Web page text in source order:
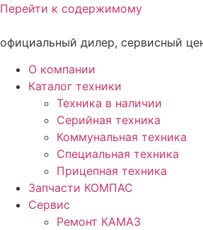
Перейти к содержимому
официальный дилер, сервисный
О компании
Каталог техники
Техника в наличии
Серийная техника
Коммунальная техника
Специальная техника
Прицепная техника
Запчасти КОМПАС
Сервис
Ремонт КАМАЗ